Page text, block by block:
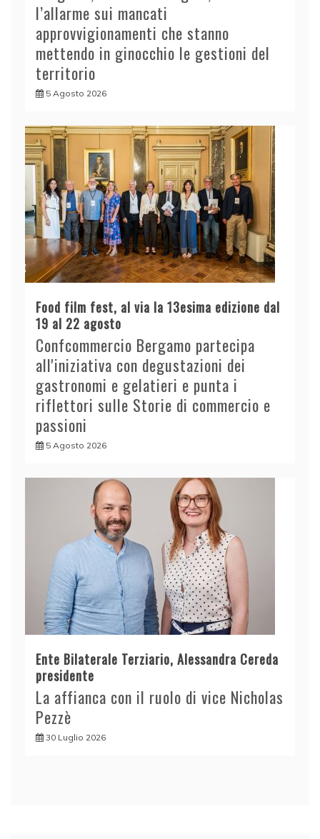
l’allarme sui mancati
approvvigionamenti che stanno
mettendo in ginocchio le gestioni del
territorio
5 Agosto 2026
Food film fest, al via la 13esima edizione dal
19 al 22 agosto
Confcommercio Bergamo partecipa
all'iniziativa con degustazioni dei
gastronomi e gelatieri e punta i
riflettori sulle Storie di commercio e
passioni
5 Agosto 2026
Ente Bilaterale Terziario, Alessandra Cereda
presidente
La affianca con il ruolo di vice Nicholas
Pezzè
30 Luglio 2026